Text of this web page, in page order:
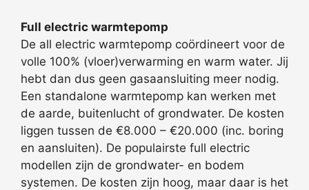
Full electric warmtepomp
De all electric warmtepomp coördineert voor de
volle 100% (vloer)verwarming en warm water. Jij
hebt dan dus geen gasaansluiting meer nodig.
Een standalone warmtepomp kan werken met
de aarde, buitenlucht of grondwater. De kosten
liggen tussen de €8.000 – €20.000 (inc. boring
en aansluiten). De populairste full electric
modellen zijn de grondwater- en bodem
systemen. De kosten zijn hoog, maar daar is het